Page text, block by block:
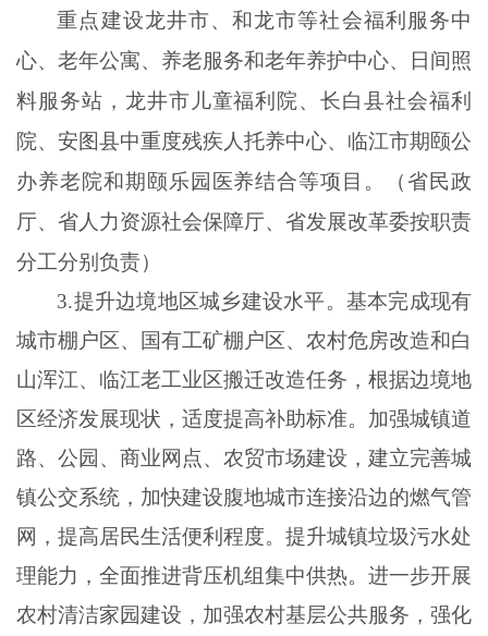
重点建设龙井市、和龙市等社会福利服务中
心、老年公寓、养老服务和老年养护中心、日间照
料服务站，龙井市儿童福利院、长白县社会福利
院、安图县中重度残疾人托养中心、临江市期颐公
办养老院和期颐乐园医养结合等项目。（省民政
厅、省人力资源社会保障厅、省发展改革委按职责
分工分别负责）
3.提升边境地区城乡建设水平。基本完成现有
城市棚户区、国有工矿棚户区、农村危房改造和白
山浑江、临江老工业区搬迁改造任务，根据边境地
区经济发展现状，适度提高补助标准。加强城镇道
路、公园、商业网点、农贸市场建设，建立完善城
镇公交系统，加快建设腹地城市连接沿边的燃气管
网，提高居民生活便利程度。提升城镇垃圾污水处
理能力，全面推进背压机组集中供热。进一步开展
农村清洁家园建设，加强农村基层公共服务，强化